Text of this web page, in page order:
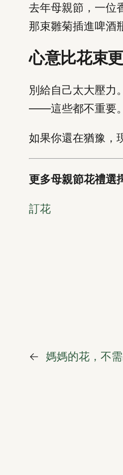
去年母親節，一位
那束雛菊插進啤酒
心意比花束
別給自己太大壓力
——這些都不重要。
如果你還在猶豫，
更多母親節花禮選
訂花
← 媽媽的花，不